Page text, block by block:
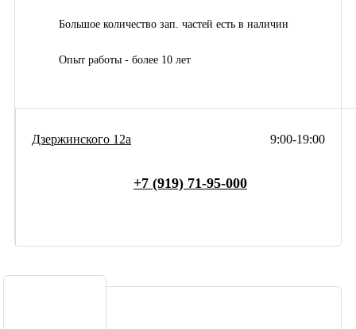
Большое количество зап. частей есть в наличии
Опыт работы - более 10 лет
9:00-19:00
Дзержинского 12а
+7 (919) 71-95-000